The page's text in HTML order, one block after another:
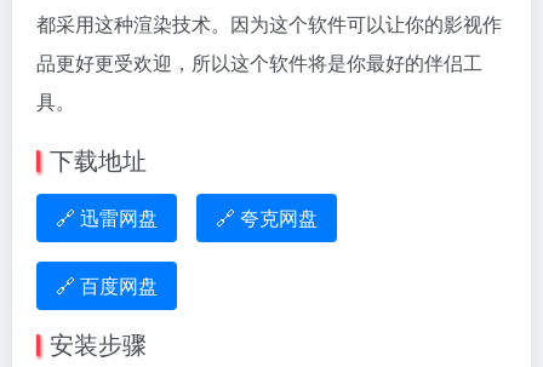
都采用这种渲染技术。因为这个软件可以让你的影视作
品更好更受欢迎，所以这个软件将是你最好的伴侣工
具。
下载地址
🔗 迅雷网盘 🔗 夸克网盘
🔗 百度网盘
安装步骤